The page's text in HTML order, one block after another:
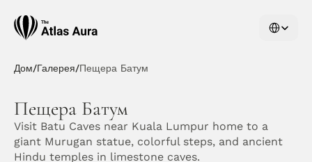
Дом/Галерея/Пещера Батум
Пещера Батум
Visit Batu Caves near Kuala Lumpur home to a
giant Murugan statue, colorful steps, and ancient
Hindu temples in limestone caves.